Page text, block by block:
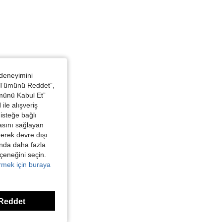
Reddet”,
Kabul Et”
alışveriş
bağlı
sağlayan
devre dışı
daha fazla
seçin.
için buraya